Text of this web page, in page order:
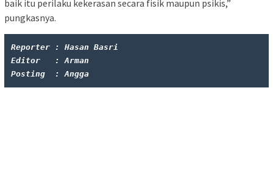
baik itu perilaku kekerasan secara fisik maupun psikis,”
pungkasnya.
Reporter : Hasan Basri
Editor   : Arman
Posting  : Angga